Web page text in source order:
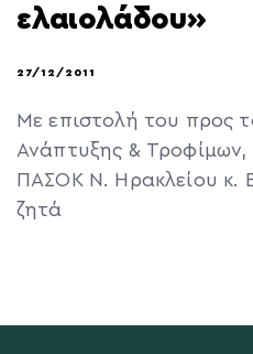
ελαιολάδου»
27/12/2011
Με επιστολή του προς
Ανάπτυξης & Τροφίμων,
ΠΑΣΟΚ Ν. Ηρακλείου κ.
ζητά